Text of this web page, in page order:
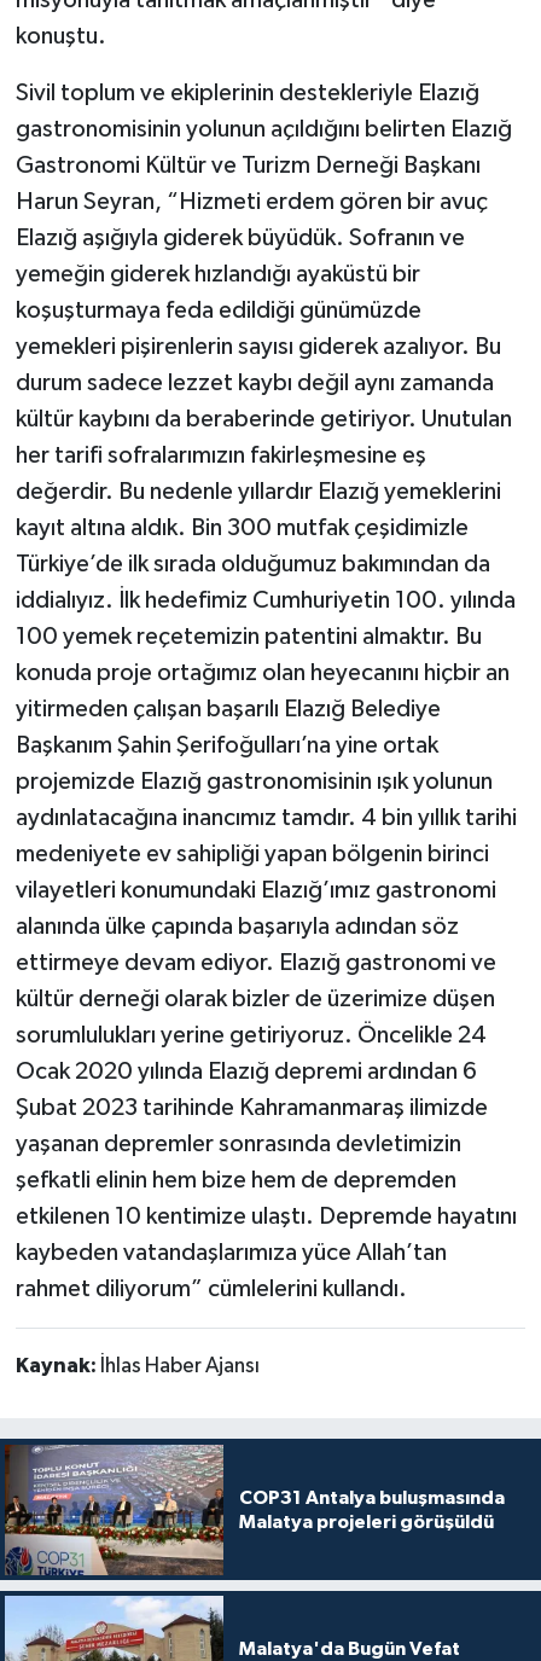
konuştu.
Sivil toplum ve ekiplerinin destekleriyle Elazığ
gastronomisinin yolunun açıldığını belirten Elazığ
Gastronomi Kültür ve Turizm Derneği Başkanı
Harun Seyran, “Hizmeti erdem gören bir avuç
Elazığ aşığıyla giderek büyüdük. Sofranın ve
yemeğin giderek hızlandığı ayaküstü bir
koşuşturmaya feda edildiği günümüzde
yemekleri pişirenlerin sayısı giderek azalıyor. Bu
durum sadece lezzet kaybı değil aynı zamanda
kültür kaybını da beraberinde getiriyor. Unutulan
her tarifi sofralarımızın fakirleşmesine eş
değerdir. Bu nedenle yıllardır Elazığ yemeklerini
kayıt altına aldık. Bin 300 mutfak çeşidimizle
Türkiye’de ilk sırada olduğumuz bakımından da
iddialıyız. İlk hedefimiz Cumhuriyetin 100. yılında
100 yemek reçetemizin patentini almaktır. Bu
konuda proje ortağımız olan heyecanını hiçbir an
yitirmeden çalışan başarılı Elazığ Belediye
Başkanım Şahin Şerifoğulları’na yine ortak
projemizde Elazığ gastronomisinin ışık yolunun
aydınlatacağına inancımız tamdır. 4 bin yıllık tarihi
medeniyete ev sahipliği yapan bölgenin birinci
vilayetleri konumundaki Elazığ’ımız gastronomi
alanında ülke çapında başarıyla adından söz
ettirmeye devam ediyor. Elazığ gastronomi ve
kültür derneği olarak bizler de üzerimize düşen
sorumlulukları yerine getiriyoruz. Öncelikle 24
Ocak 2020 yılında Elazığ depremi ardından 6
Şubat 2023 tarihinde Kahramanmaraş ilimizde
yaşanan depremler sonrasında devletimizin
şefkatli elinin hem bize hem de depremden
etkilenen 10 kentimize ulaştı. Depremde hayatını
kaybeden vatandaşlarımıza yüce Allah’tan
rahmet diliyorum” cümlelerini kullandı.
Kaynak: İhlas Haber Ajansı
COP31 Antalya buluşmasında
Malatya projeleri görüşüldü
Malatya'da Bugün Vefat